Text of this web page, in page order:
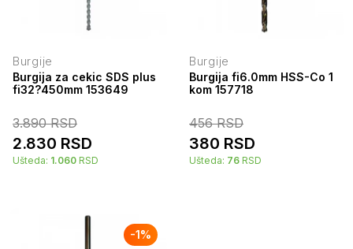
Burgije
Burgija za cekic SDS plus
fi32?450mm 153649
3.890RSD
2.830 RSD
Ušteda: 1.060 RSD
Burgije
Burgija fi6.0mm HSS-Co 1
kom 157718
456 RSD
380 RSD
Ušteda: 76 RSD
-1%